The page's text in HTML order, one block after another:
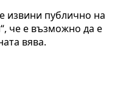
извини публично на
че е възможно да е
вява.